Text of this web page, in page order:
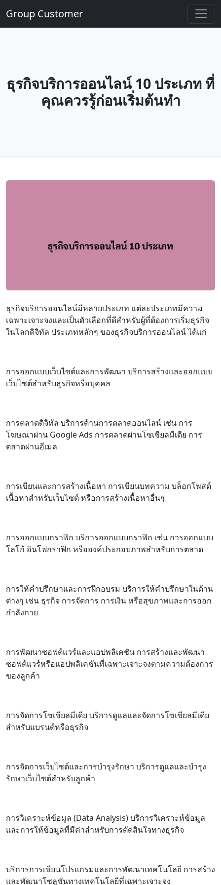
Group Customer
ธุรกิจบริการออนไลน์ 10 ประเภท ที่
คุณควรรู้ก่อนเริ่มต้นทำ
ธุรกิจบริการออนไลน์มีหลายประเภท แต่ละประเภทมีความ
เฉพาะเจาะจงและเป็นตัวเลือกที่ดีสำหรับผู้ที่ต้องการเริ่มธุรกิจ
ในโลกดิจิทัล ประเภทหลักๆ ของธุรกิจบริการออนไลน์ ได้แก่
การออกแบบเว็บไซต์และการพัฒนา บริการสร้างและออกแบบ
เว็บไซต์สำหรับธุรกิจหรือบุคคล
การตลาดดิจิทัล บริการด้านการตลาดออนไลน์ เช่น การ
โฆษณาผ่าน Google Ads การตลาดผ่านโซเชียลมีเดีย การ
ตลาดผ่านอีเมล
การเขียนและการสร้างเนื้อหา การเขียนบทความ บล็อกโพสต์
เนื้อหาสำหรับเว็บไซต์ หรือการสร้างเนื้อหาอื่นๆ
การออกแบบกราฟิก บริการออกแบบกราฟิก เช่น การออกแบบ
โลโก้ อินโฟกราฟิก หรือองค์ประกอบภาพสำหรับการตลาด
การให้คำปรึกษาและการฝึกอบรม บริการให้คำปรึกษาในด้าน
ต่างๆ เช่น ธุรกิจ การจัดการ การเงิน หรือสุขภาพและการออก
กำลังกาย
การพัฒนาซอฟต์แวร์และแอปพลิเคชัน การสร้างและพัฒนา
ซอฟต์แวร์หรือแอปพลิเคชันที่เฉพาะเจาะจงตามความต้องการ
ของลูกค้า
การจัดการโซเชียลมีเดีย บริการดูแลและจัดการโซเชียลมีเดีย
สำหรับแบรนด์หรือธุรกิจ
การจัดการเว็บไซต์และการบำรุงรักษา บริการดูแลและบำรุง
รักษาเว็บไซต์สำหรับลูกค้า
การวิเคราะห์ข้อมูล (Data Analysis) บริการวิเคราะห์ข้อมูล
และการให้ข้อมูลที่มีค่าสำหรับการตัดสินใจทางธุรกิจ
บริการการเขียนโปรแกรมและการพัฒนาเทคโนโลยี การสร้าง
และพัฒนาโซลูชันทางเทคโนโลยีที่เฉพาะเจาะจง